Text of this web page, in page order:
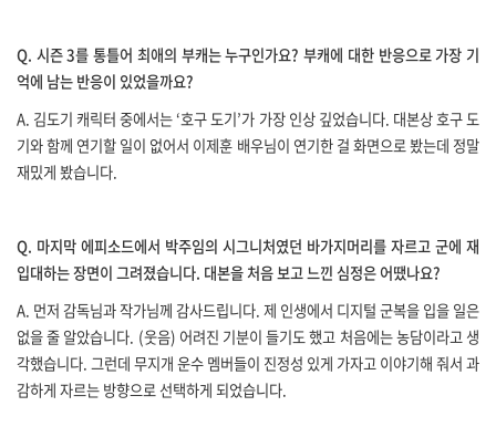
Q. 시즌3를 통틀어 최애의 부캐는 누구인가요?부캐에 대한 반응으로 가장 기
억에 남는 반응이 있었을까요?
A. 김도기 캐릭터 중에서는 ‘호구 도기’가 가장 인상 깊었습니다. 대본상 호구 도
기와 함께 연기할 일이 없어서 이제훈 배우님이 연기한 걸 화면으로 봤는데 정말
재밌게 봤습니다.
Q. 마지막 에피소드에서 박주임의 시그니처였던 바가지머리를 자르고 군에 재
입대하는 장면이 그려졌습니다. 대본을 처음 보고 느낀 심정은 어땠나요?
A. 먼저 감독님과 작가님께 감사드립니다. 제 인생에서 디지털 군복을 입을 일은
없을 줄 알았습니다. (웃음) 어려진 기분이 들기도 했고 처음에는 농담이라고 생
각했습니다. 그런데 무지개 운수 멤버들이 진정성 있게 가자고 이야기해 줘서 과
감하게 자르는 방향으로 선택하게 되었습니다.